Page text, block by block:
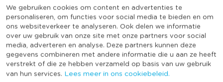
We gebruiken cookies om content en advertenties te
personaliseren, om functies voor social media te bieden en om
ons websiteverkeer te analyseren. Ook delen we informatie
over uw gebruik van onze site met onze partners voor social
media, adverteren en analyse. Deze partners kunnen deze
gegevens combineren met andere informatie die u aan ze heeft
verstrekt of die ze hebben verzameld op basis van uw gebruik
van hun services. Lees meer in ons cookiebeleid.
Ovenwant Hollands Glorie
(2)
3,99